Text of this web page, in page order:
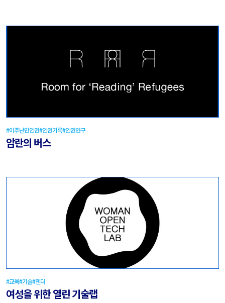
#이주난민인권#인권기록#인권연구
암란의 버스
#교육#기술#젠더
여성을 위한 열린 기술랩